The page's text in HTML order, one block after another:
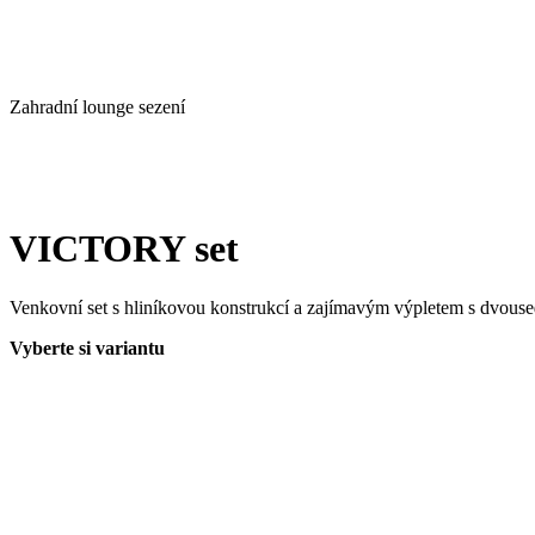
Zahradní lounge sezení
VICTORY set
Venkovní set s hliníkovou konstrukcí a zajímavým výpletem s
Vyberte si variantu